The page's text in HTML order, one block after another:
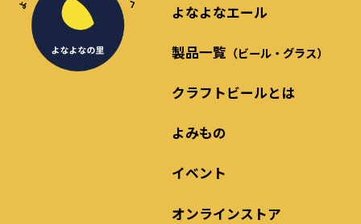
よなよなエール
製品一覧 （ビール・グラス）
クラフトビールとは
よみもの
イベント
オンラインストア